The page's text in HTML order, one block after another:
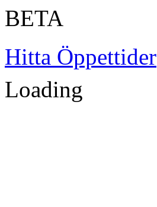
BETA
Hitta Öppettider
Loading